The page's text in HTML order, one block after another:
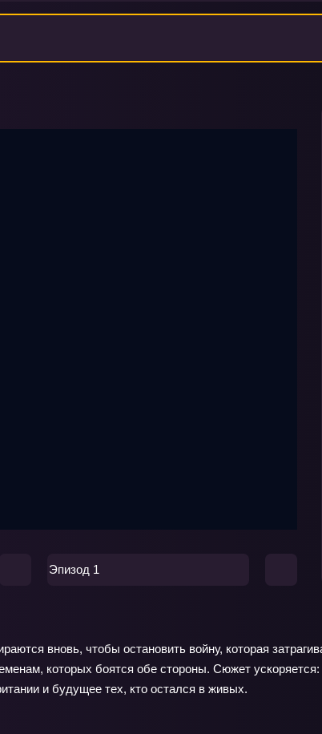
Эпизод 1
вновь, чтобы остановить войну, которая
которых боятся обе стороны. Сюжет
и будущее тех, кто остался в живых.